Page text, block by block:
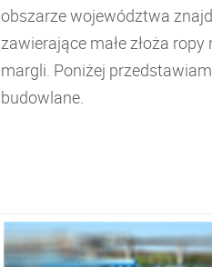
obszarze województwa
zawierające małe złoża
margli. Poniżej
budowlane.